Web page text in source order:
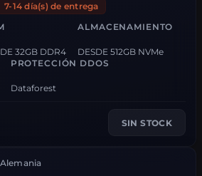
7-14 día(s) de entrega
32GB DDR4
ALMACENAMIENTO
DESDE 512GB NVMe
PROTECCIÓN DDOS
Dataforest
SIN STOCK